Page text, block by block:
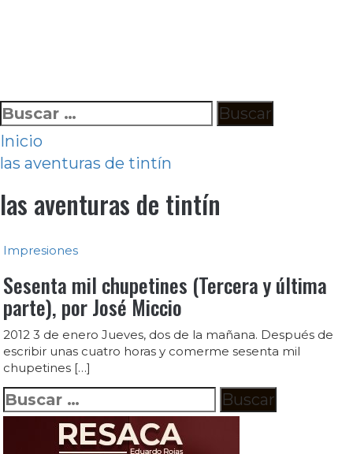
Ir
al
contenido
Buscar:
Inicio
las aventuras de tintín
las aventuras de tintín
Impresiones
Sesenta mil chupetines (Tercera y última
parte), por José Miccio
2012 3 de enero Jueves, dos de la mañana. Después de
escribir unas cuatro horas y comerme sesenta mil
chupetines […]
Buscar: